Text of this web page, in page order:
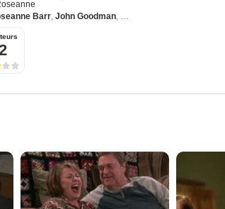
Barr, John Goodman, Laurie Metcalf